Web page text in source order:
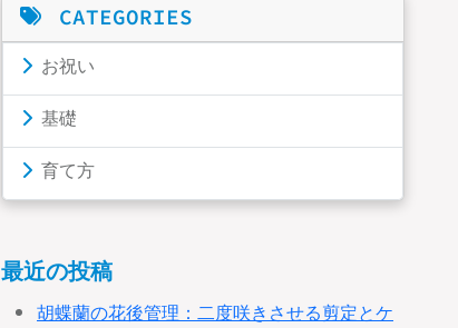
CATEGORIES
お祝い
基礎
育て方
最近の投稿
胡蝶蘭の花後管理：二度咲きさせる剪定とケ